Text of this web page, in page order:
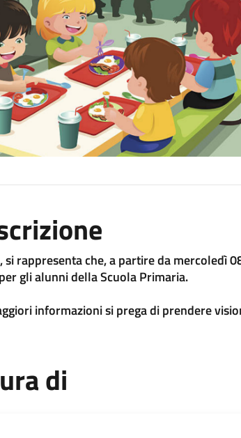
si rappresenta che, a partire da mercoledì
gli alunni della Scuola Primaria.
informazioni si prega di prendere
di